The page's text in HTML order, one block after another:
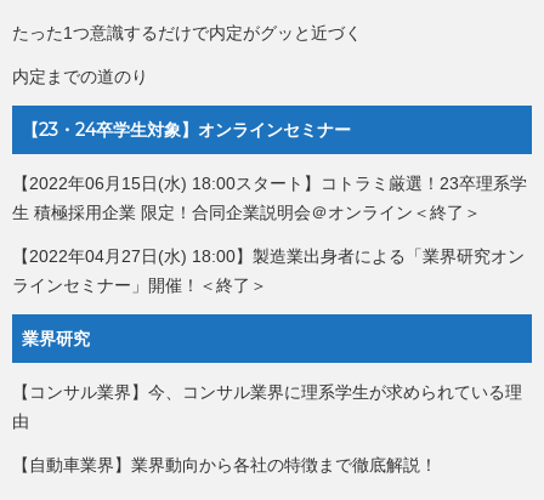
たった1つ意識するだけで内定がグッと近づく
内定までの道のり
【23・24卒学生対象】オンラインセミナー
【2022年06月15日(水) 18:00スタート】コトラミ厳選！23卒理系学
生 積極採用企業 限定！合同企業説明会＠オンライン＜終了＞
【2022年04月27日(水) 18:00】製造業出身者による「業界研究オン
ラインセミナー」開催！＜終了＞
業界研究
【コンサル業界】今、コンサル業界に理系学生が求められている理
由
【自動車業界】業界動向から各社の特徴まで徹底解説！